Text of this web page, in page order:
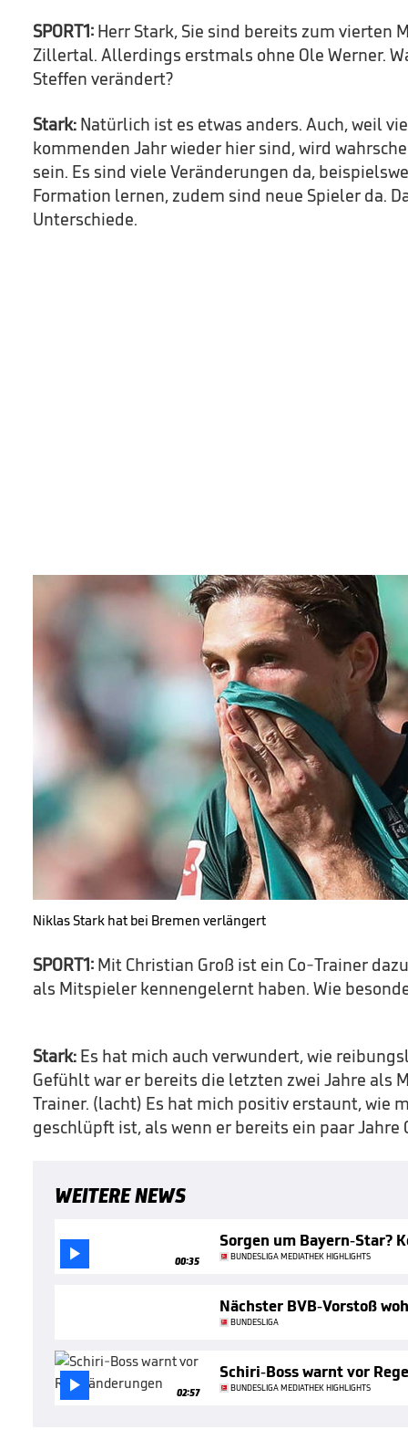
SPORT1: Herr Stark, Sie sind bereits zum vierten
Zillertal. Allerdings erstmals ohne Ole Werner.
Steffen verändert?
Stark: Natürlich ist es etwas anders. Auch, weil
kommenden Jahr wieder hier sind, wird
sein. Es sind viele Veränderungen da,
Formation lernen, zudem sind neue Spieler da.
Unterschiede.
Niklas Stark hat bei Bremen verlängert
SPORT1: Mit Christian Groß ist ein Co-Trainer
als Mitspieler kennengelernt haben. Wie
Stark: Es hat mich auch verwundert, wie
Gefühlt war er bereits die letzten zwei Jahre als
Trainer. (lacht) Es hat mich positiv erstaunt, wie
geschlüpft ist, als wenn er bereits ein paar Jahre
WEITERE NEWS
 00:35
Sorgen um Bayern-Star?
BUNDESLIGA MEDIATHEK HIGHLIGHTS
Nächster BVB-Vorstoß
BUNDESLIGA
 02:57
Schiri-Boss warnt vor
BUNDESLIGA MEDIATHEK HIGHLIGHTS